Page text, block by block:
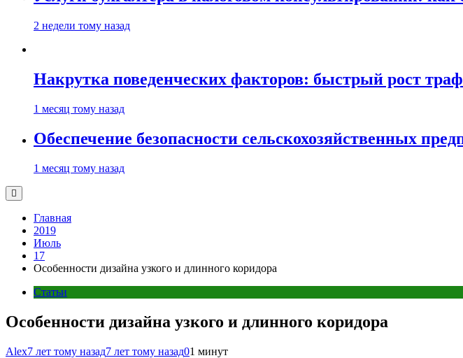
2 недели тому назад
Накрутка поведенческих факторов: быстрый рост
1 месяц тому назад
Обеспечение безопасности сельскохозяйственных
1 месяц тому назад
Главная
2019
Июль
17
Особенности дизайна узкого и длинного коридора
Статьи
Особенности дизайна узкого и длинного коридора
Alex7 лет тому назад7 лет тому назад01 минут